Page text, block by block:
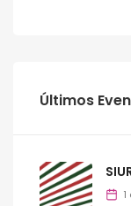
Últimos